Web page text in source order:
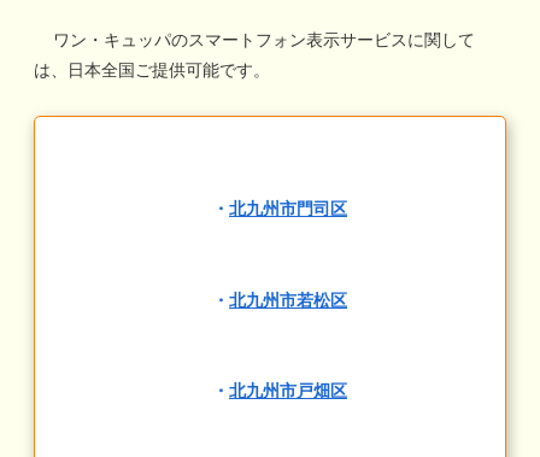
ワン・キュッパのスマートフォン表示サービスに関して
は、日本全国ご提供可能です。
・ 北九州市門司区
・ 北九州市若松区
・ 北九州市戸畑区